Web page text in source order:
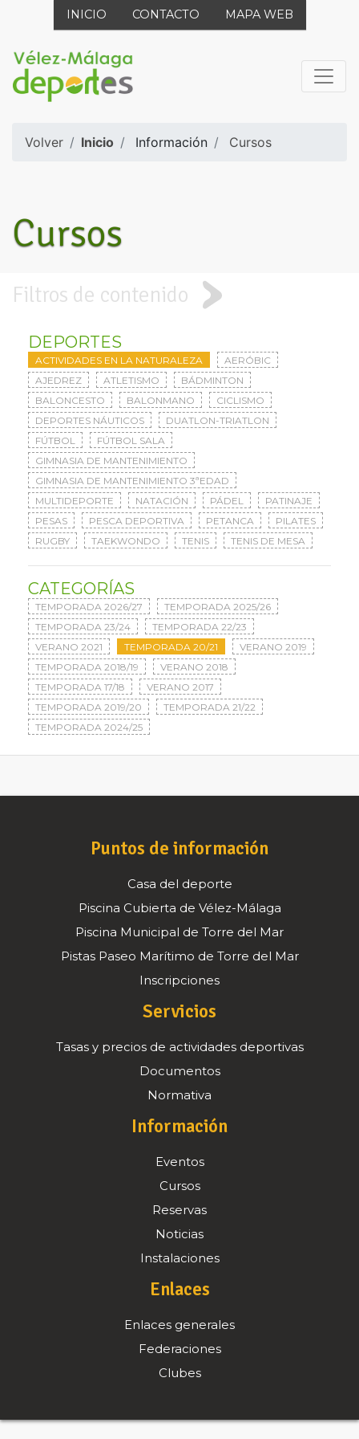
INICIO CONTACTO MAPA WEB
Volver Inicio Información Cursos
Cursos
Filtros de contenido
DEPORTES
ACTIVIDADES EN LA NATURALEZA
AERÓBIC
AJEDREZ
ATLETISMO
BÁDMINTON
BALONCESTO
BALONMANO
CICLISMO
DEPORTES NÁUTICOS
DUATLON-TRIATLON
FÚTBOL
FÚTBOL SALA
GIMNASIA DE MANTENIMIENTO
GIMNASIA DE MANTENIMIENTO 3ªEDAD
MULTIDEPORTE
NATACIÓN PÁDEL
PATINAJE
PESAS
PESCA DEPORTIVA PETANCA
PILATES
RUGBY
TAEKWONDO TENIS TENIS DE MESA
CATEGORÍAS
TEMPORADA 2026/27
TEMPORADA 2025/26
TEMPORADA 23/24
TEMPORADA 22/23
VERANO 2021
TEMPORADA 20/21
VERANO 2019
TEMPORADA 2018/19
VERANO 2018
TEMPORADA 17/18
VERANO 2017
TEMPORADA 2019/20
TEMPORADA 21/22
TEMPORADA 2024/25
Puntos de información
Casa del deporte
Piscina Cubierta de Vélez-Málaga
Piscina Municipal de Torre del Mar
Pistas Paseo Marítimo de Torre del Mar
Inscripciones
Servicios
Tasas y precios de actividades deportivas
Documentos
Normativa
Información
Eventos
Cursos
Reservas
Noticias
Instalaciones
Enlaces
Enlaces generales
Federaciones
Clubes